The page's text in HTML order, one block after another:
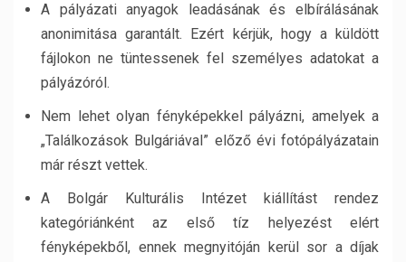
A pályázati anyagok leadásának és elbírálásának
anonimitása garantált. Ezért kérjük, hogy a küldött
fájlokon ne tüntessenek fel személyes adatokat a
pályázóról.
Nem lehet olyan fényképekkel pályázni, amelyek a
„Találkozások Bulgáriával” előző évi fotópályázatain
már részt vettek.
A Bolgár Kulturális Intézet kiállítást rendez
kategóriánként az első tíz helyezést elért
fényképekből, ennek megnyitóján kerül sor a díjak